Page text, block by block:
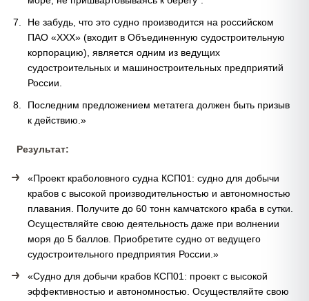
Не забудь, что это судно производится на российском
ПАО «ХХХ» (входит в Объединенную судостроительную
корпорацию), является одним из ведущих
судостроительных и машиностроительных предприятий
России.
Последним предложением метатега должен быть призыв
к действию.»
Результат:
«Проект краболовного судна КСП01: судно для добычи
крабов с высокой производительностью и автономностью
плавания. Получите до 60 тонн камчатского краба в сутки.
Осуществляйте свою деятельность даже при волнении
моря до 5 баллов. Приобретите судно от ведущего
судостроительного предприятия России.»
«Судно для добычи крабов КСП01: проект с высокой
эффективностью и автономностью. Осуществляйте свою